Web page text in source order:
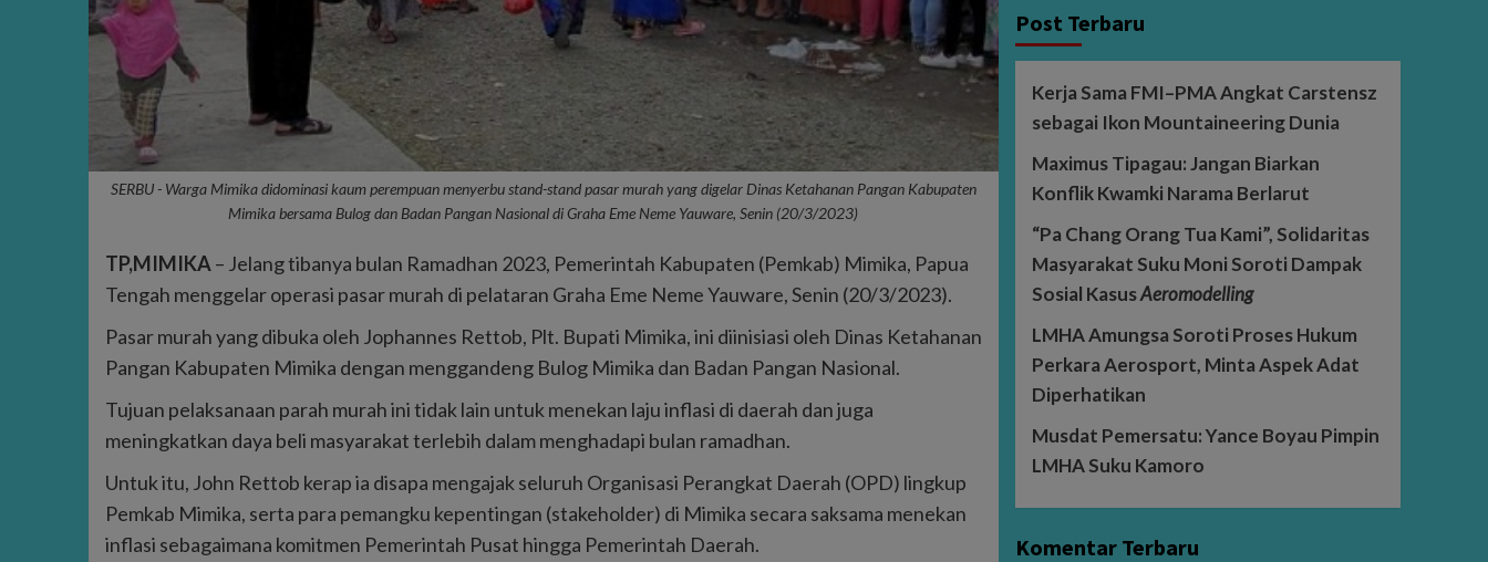
SERBU - Warga Mimika didominasi kaum perempuan menyerbu stand-stand pasar murah yang digelar Dinas Ketahanan Pangan Kabupaten
Mimika bersama Bulog dan Badan Pangan Nasional di Graha Eme Neme Yauware, Senin (20/3/2023)
TP,MIMIKA – Jelang tibanya bulan Ramadhan 2023, Pemerintah Kabupaten (Pemkab) Mimika, Papua
Tengah menggelar operasi pasar murah di pelataran Graha Eme Neme Yauware, Senin (20/3/2023).
Pasar murah yang dibuka oleh Jophannes Rettob, Plt. Bupati Mimika, ini diinisiasi oleh Dinas Ketahanan
Pangan Kabupaten Mimika dengan menggandeng Bulog Mimika dan Badan Pangan Nasional.
Tujuan pelaksanaan parah murah ini tidak lain untuk menekan laju inflasi di daerah dan juga
meningkatkan daya beli masyarakat terlebih dalam menghadapi bulan ramadhan.
Untuk itu, John Rettob kerap ia disapa mengajak seluruh Organisasi Perangkat Daerah (OPD) lingkup
Pemkab Mimika, serta para pemangku kepentingan (stakeholder) di Mimika secara saksama menekan
inflasi sebagaimana komitmen Pemerintah Pusat hingga Pemerintah Daerah.
Post Terbaru
Kerja Sama FMI–PMA Angkat Carstensz
sebagai Ikon Mountaineering Dunia
Maximus Tipagau: Jangan Biarkan
Konflik Kwamki Narama Berlarut
“Pa Chang Orang Tua Kami”, Solidaritas
Masyarakat Suku Moni Soroti Dampak
Sosial KasusAeromodelling
LMHA Amungsa Soroti Proses Hukum
Perkara Aerosport, Minta Aspek Adat
Diperhatikan
Musdat Pemersatu: Yance Boyau Pimpin
LMHA Suku Kamoro
Komentar Terbaru